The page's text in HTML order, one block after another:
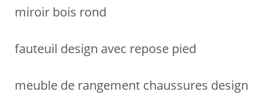
miroir bois rond
fauteuil design avec repose pied
meuble de rangement chaussures design